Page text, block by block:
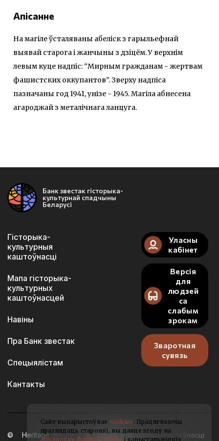
Апісанне
На магіле ўсталяваны абеліск з гарыльефнай
выявай старога і жанчыны з дзіцём. У верхнім
левым куце надпіс: “Мирным гражданам - жертвам
фашистских оккупантов”. Зверху надпіса
пазначаны год 1941, унізе - 1945. Магіла абнесена
агароджай з металічнага ланцуга.
Банк звестак гісторыка-
культурнай спадчыны
Беларусі
Гісторыка-
культурныя
каштоўнасці
Мапа гісторыка-
культурных
каштоўнасцей
Навіны
Пра Банк звестак
Спецыялістам
Кантакты
Уласны
кабінет
Версія
для
людзей
са
слабым
зрокам
Зваротная
сувязь
Heritage.gov.by — гісторыка-культурныя каштоўнасці
Сайт выкарыстоўвае cookies. Працягваючы
праглядаць старонкі, вы даяце згоду на
апрацоўку файлаў cookie і карыстальніцкіх